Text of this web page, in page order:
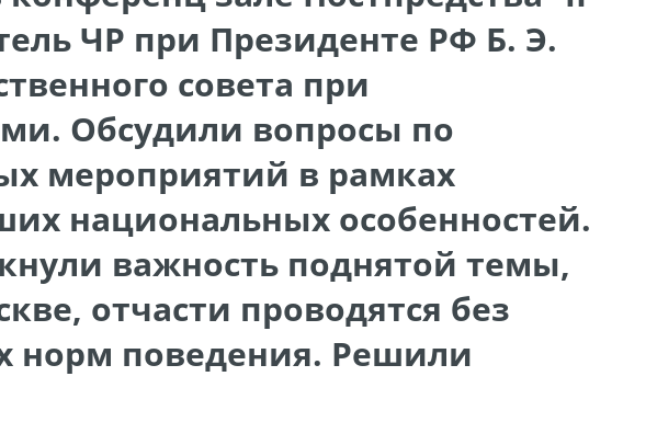
ЧР при Президенте РФ Б. Э.
совета при
Обсудили вопросы по
мероприятий в рамках
национальных особенностей.
важность поднятой темы,
отчасти проводятся без
норм поведения. Решили